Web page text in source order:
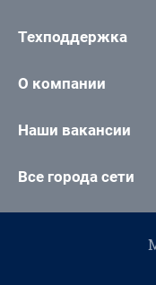
Техподдержка
О компании
Наши вакансии
Все города сети